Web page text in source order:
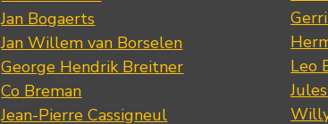
Jan Bogaerts
Jan Willem van Borselen
George Hendrik Breitner
Co Breman
Jean-Pierre Cassigneul
Leo